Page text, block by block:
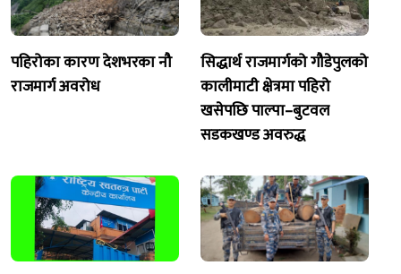
पहिरोका कारण देशभरका नौ
राजमार्ग अवरोध
सिद्धार्थ राजमार्गको गौडेपुलको
कालीमाटी क्षेत्रमा पहिरो
खसेपछि पाल्पा–बुटवल
सडकखण्ड अवरुद्ध